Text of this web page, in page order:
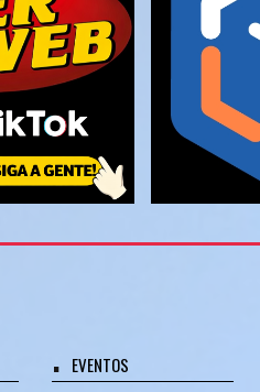
EVENTOS